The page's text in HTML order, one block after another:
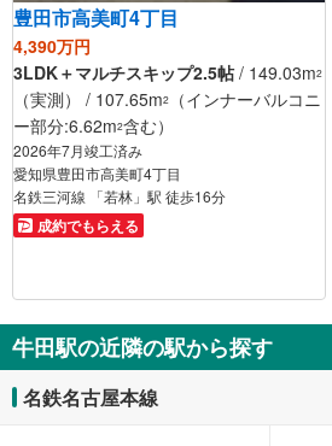
豊田市高美町4丁目
4,390万円
3LDK＋マルチスキップ2.5帖/ 149.03m2
（実測） / 107.65m2
（インナーバルコニ
ー部分:6.62m2含む）
2026年7月竣工済み
愛知県豊田市高美町4丁目
名鉄三河線 「若林」駅 徒歩16分
成約でもらえる
牛田駅の近隣の駅から探す
名鉄名古屋本線